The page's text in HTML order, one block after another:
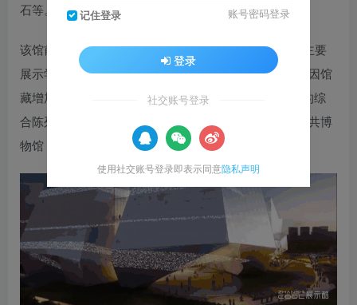
石等。
该馆前身是1960年筹建的成都理工大学博物馆，最初主要
展示学校师生在野外地质实习采集的地质标本，1965年因馆
藏增加「合川马门溪龙」标本而建立面积达800平方米的综
合陈列馆。2016年在成都市政府的支持下确定扩建为公共博
物馆，2022年6月成都自然博物馆建成。
记住登录 账号密码登录
登录
社交账号登录
使用社交账号登录即表示同意隐私声明